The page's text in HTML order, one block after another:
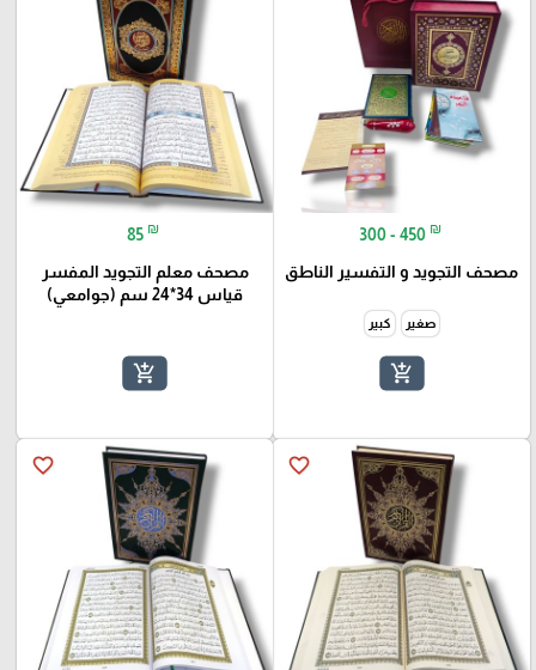
300 - 450 ₪
مصحف التجويد و التفسير الناطق
صغير كبير
add_shopping_cart
85 ₪
مصحف معلم التجويد المفسر
قياس 34*24 سم (جوامعي)
add_shopping_cart
favorite_border
favorite_border